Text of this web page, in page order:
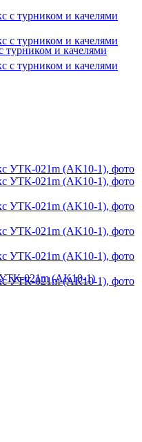
турником и качелями
021m (AK10-1)